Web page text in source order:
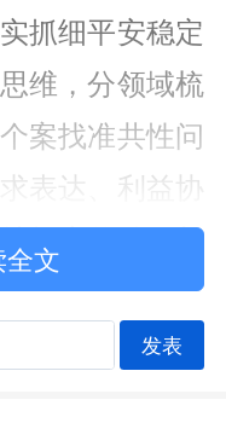
抓细平安稳定
维，分领域梳
案找准共性问
表达、利益协
标本兼治，紧
以务实举措减
责任，严格落
文
发表